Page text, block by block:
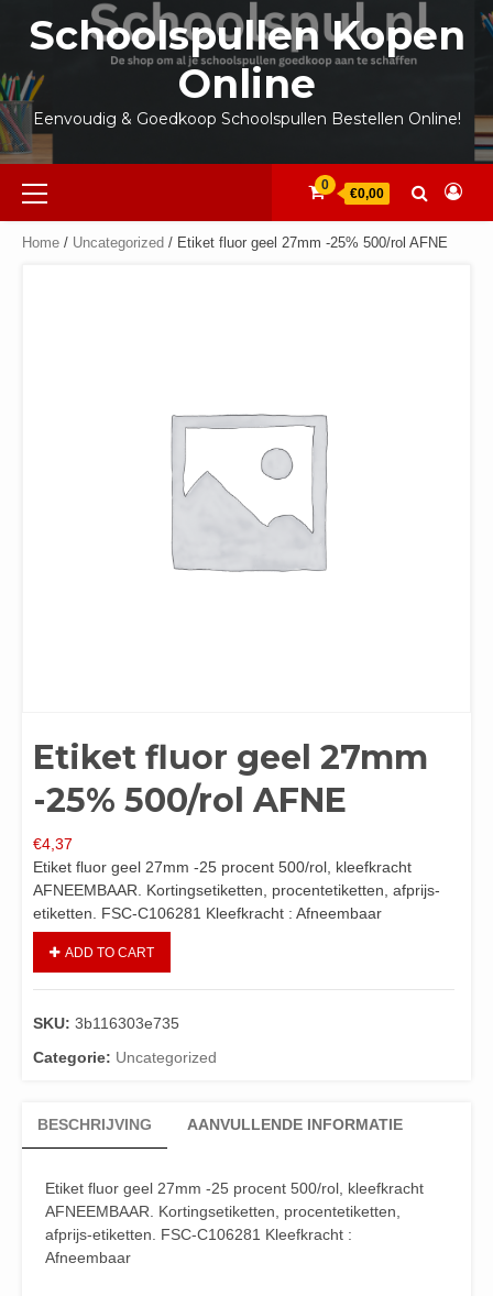
inhoud
Schoolspullen Kopen
Online
Eenvoudig & Goedkoop Schoolspullen Bestellen Online!
Primair
menu
0
€0,00
Home / Uncategorized / Etiket fluor geel 27mm -25% 500/rol AFNE
Etiket fluor geel 27mm
-25% 500/rol AFNE
€4,37
Etiket fluor geel 27mm -25 procent 500/rol, kleefkracht
AFNEEMBAAR. Kortingsetiketten, procentetiketten, afprijs-
etiketten. FSC-C106281 Kleefkracht : Afneembaar
ADD TO CART
SKU: 3b116303e735
Categorie: Uncategorized
BESCHRIJVING AANVULLENDE INFORMATIE
Etiket fluor geel 27mm -25 procent 500/rol, kleefkracht
AFNEEMBAAR. Kortingsetiketten, procentetiketten,
afprijs-etiketten. FSC-C106281 Kleefkracht :
Afneembaar